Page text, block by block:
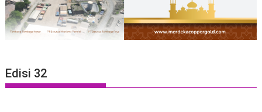
Edisi 32